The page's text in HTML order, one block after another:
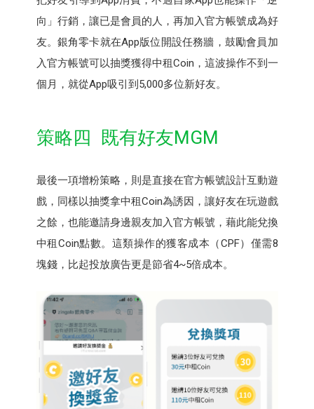
向」行銷，讓已是會員的人，再加入官方帳號成為好
友。銀角零卡就在App版位開設任務牆，鼓勵會員加
入官方帳號可以抽獎獲得中租Coin，這波操作不到一
個月，就從App吸引到5,000多位新好友。
策略四 既有好友MGM
最後一項增粉策略，則是直接在官方帳號設計互動遊
戲，同樣以抽獎拿中租Coin為誘因，讓好友在玩遊戲
之餘，也能邀請身邊親友加入官方帳號，藉此能兌換
中租Coin點數。這類操作的獲客成本（CPF）僅需8
塊錢，比起投放廣告更是節省4~5倍成本。